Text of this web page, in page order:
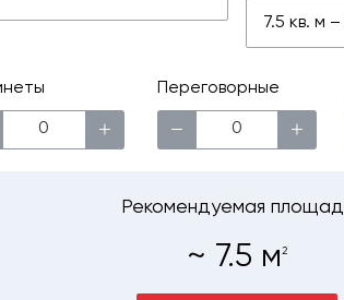
7.5 кв. м
+
Переговорные
− +
Рекомендуемая
~ 7.5 м 2